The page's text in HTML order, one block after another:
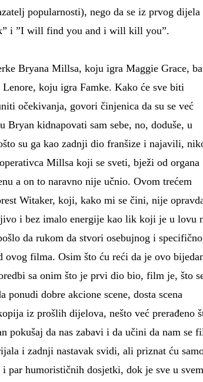
popularnosti), nego da se iz prvog dijela
i ”I will find you and i will kill you”.
Bryana Millsa, koju igra Maggie Grace,
koju igra Famke. Kako će sve biti
očekivanja, govori činjenica da su se već
Bryan kidnapovati sam sebe, no, doduše, u
su ga kao zadnji dio franšize i najavili,
Millsa koji se sveti, bježi od organa
a on to naravno nije učnio. Ovom trećem
Witaker, koji, kako mi se čini, nije
i bez imalo energije kao lik koji je u lovu
da rukom da stvori osebujnog i
filma. Osim što ću reći da je ovo
sa onim što je prvi dio bio, film je, što
dobre akcione scene, dosta scena
iz prošlih dijelova, nešto već prerađeno
pokušaj da nas zabavi i da učini da nam se
i zadnji nastavak svidi, ali priznat ću
par humorističnih dosjetki, dok je sve u